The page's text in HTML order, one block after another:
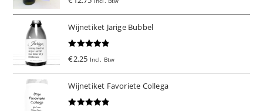
Wijnetiket Jarige Bubbel
€2.25 Incl. Btw
Wijnetiket Favoriete Collega